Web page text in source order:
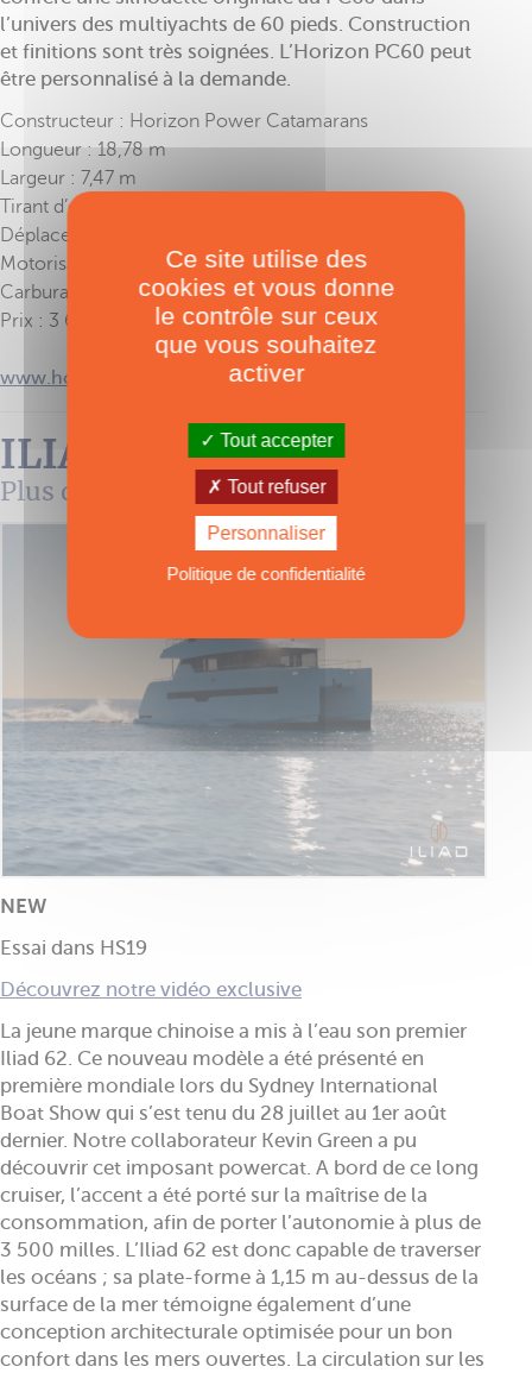
l’univers des multiyachts de 60 pieds. Construction
et finitions sont très soignées. L’Horizon PC60 peut
être personnalisé à la demande.
Constructeur : Horizon Power Catamarans
Longueur : 18,78 m
Largeur : 7,47 m
Tirant d’eau : 1,46 m
Déplacement : 37,86 t
Motorisation : 2 x 705 CV
Carburant : 3 785 l
Prix : 3 695 000 US$ HT
www.horizonpowercatamarans.com
ILIAD 62
Plus de 3 500 milles d’autonomie
NEW
Essai dans HS19
Découvrez notre vidéo exclusive
La jeune marque chinoise a mis à l’eau son premier
Iliad 62. Ce nouveau modèle a été présenté en
première mondiale lors du Sydney International
Boat Show qui s’est tenu du 28 juillet au 1er août
dernier. Notre collaborateur Kevin Green a pu
découvrir cet imposant powercat. A bord de ce long
cruiser, l’accent a été porté sur la maîtrise de la
consommation, afin de porter l’autonomie à plus de
3 500 milles. L’Iliad 62 est donc capable de traverser
les océans ; sa plate-forme à 1,15 m au-dessus de la
surface de la mer témoigne également d’une
conception architecturale optimisée pour un bon
confort dans les mers ouvertes. La circulation sur les
Ce site utilise des
cookies et vous donne
le contrôle sur ceux
que vous souhaitez
activer
Tout accepter
Tout refuser
Personnaliser
Politique de confidentialité